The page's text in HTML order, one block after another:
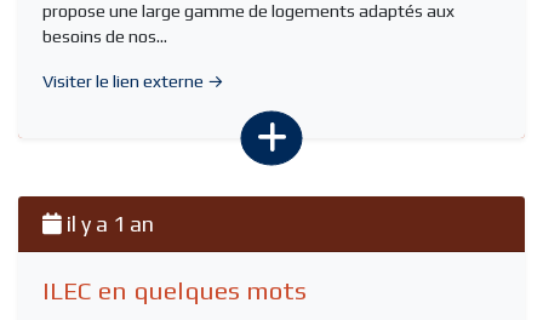
propose une large gamme de logements adaptés aux
besoins de nos...
Visiter le lien externe →
il y a 1 an
ILEC en quelques mots